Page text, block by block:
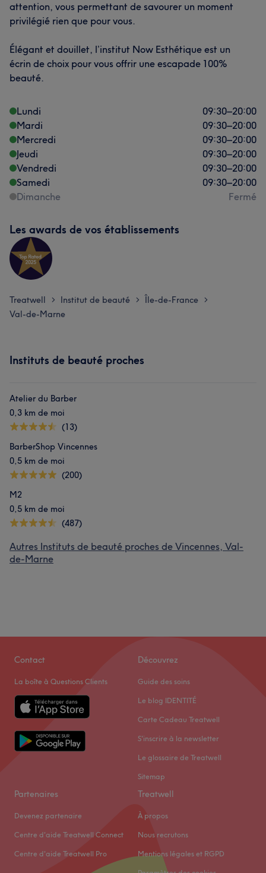
attention, vous permettant de savourer un moment
privilégié rien que pour vous.
Élégant et douillet, l’institut Now Esthétique est un
écrin de choix pour vous offrir une escapade 100%
beauté.
Lundi 09:30–20:00
Mardi
09:30–20:00
Mercredi
09:30–20:00
Jeudi
09:30–20:00
Vendredi
09:30–20:00
Samedi
09:30–20:00
Dimanche
Fermé
Les awards de vos établissements
Treatwell > Institut de beauté > Île-de-France >
Val-de-Marne
Instituts de beauté proches
Atelier du Barber
0,3 km de moi
(13)
BarberShop Vincennes
0,5 km de moi
(200)
M2
0,5 km de moi
(487)
Autres Instituts de beauté proches de Vincennes, Val-
de-Marne
Contact
La boîte à Questions Clients
Découvrez
Guide des soins
Le blog IDENTITÉ
Carte Cadeau Treatwell
S'inscrire à la newsletter
Le glossaire de Treatwell
Sitemap
Partenaires
Devenez partenaire
Centre d'aide Treatwell Connect
Centre d'aide Treatwell Pro
Treatwell
À propos
Nous recrutons
Mentions légales et RGPD